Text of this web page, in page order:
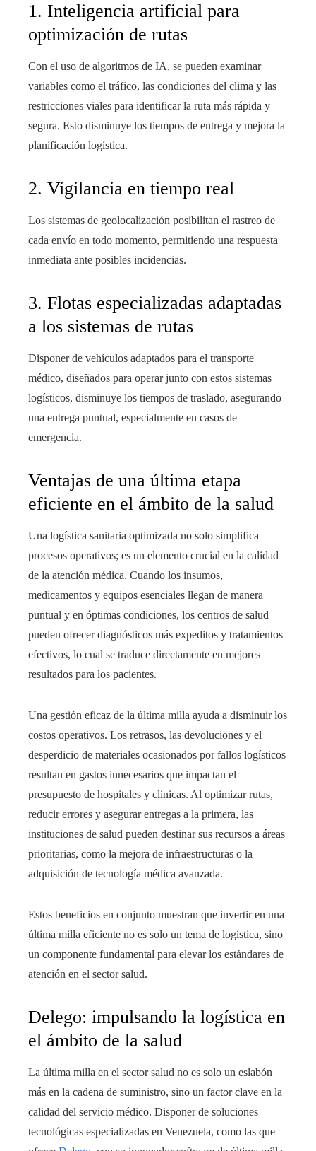
1. Inteligencia artificial para
optimización de rutas
Con el uso de algoritmos de IA, se pueden examinar
variables como el tráfico, las condiciones del clima y las
restricciones viales para identificar la ruta más rápida y
segura. Esto disminuye los tiempos de entrega y mejora la
planificación logística.
2. Vigilancia en tiempo real
Los sistemas de geolocalización posibilitan el rastreo de
cada envío en todo momento, permitiendo una respuesta
inmediata ante posibles incidencias.
3. Flotas especializadas adaptadas
a los sistemas de rutas
Disponer de vehículos adaptados para el transporte
médico, diseñados para operar junto con estos sistemas
logísticos, disminuye los tiempos de traslado, asegurando
una entrega puntual, especialmente en casos de
emergencia.
Ventajas de una última etapa
eficiente en el ámbito de la salud
Una logística sanitaria optimizada no solo simplifica
procesos operativos; es un elemento crucial en la calidad
de la atención médica. Cuando los insumos,
medicamentos y equipos esenciales llegan de manera
puntual y en óptimas condiciones, los centros de salud
pueden ofrecer diagnósticos más expeditos y tratamientos
efectivos, lo cual se traduce directamente en mejores
resultados para los pacientes.
Una gestión eficaz de la última milla ayuda a disminuir los
costos operativos. Los retrasos, las devoluciones y el
desperdicio de materiales ocasionados por fallos logísticos
resultan en gastos innecesarios que impactan el
presupuesto de hospitales y clínicas. Al optimizar rutas,
reducir errores y asegurar entregas a la primera, las
instituciones de salud pueden destinar sus recursos a áreas
prioritarias, como la mejora de infraestructuras o la
adquisición de tecnología médica avanzada.
Estos beneficios en conjunto muestran que invertir en una
última milla eficiente no es solo un tema de logística, sino
un componente fundamental para elevar los estándares de
atención en el sector salud.
Delego: impulsando la logística en
el ámbito de la salud
La última milla en el sector salud no es solo un eslabón
más en la cadena de suministro, sino un factor clave en la
calidad del servicio médico. Disponer de soluciones
tecnológicas especializadas en Venezuela, como las que